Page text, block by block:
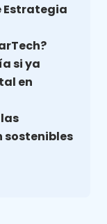
Estrategia
si ya
en
sostenibles